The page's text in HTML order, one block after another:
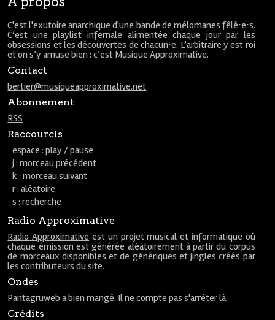
C'est l'exutoire anarchique d'une bande de mélomanes fêlé⋅e⋅s.
C’est une playlist infernale alimentée chaque jour par les
obsessions et les découvertes de chacun⋅e. L’arbitraire y est roi
et on s’y amuse bien : c’est Musique Approximative.
Contact
bertier@musiqueapproximative.net
Abonnement
RSS
Raccourcis
espace : play / pause
j : morceau précédent
k : morceau suivant
r : aléatoire
s : recherche
Radio Approximative
Radio Approximative est un projet musical et informatique où
chaque émission est générée aléatoirement à partir du corpus
de morceaux disponibles et de génériques et jingles créés par
les contributeurs du site.
Ondes
Pantagruweb a bien mangé. Il ne compte pas s'arrêter là.
Crédits